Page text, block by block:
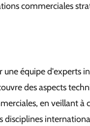
commerciales
équipe d'experts
des aspects
en veillant à
disciplines